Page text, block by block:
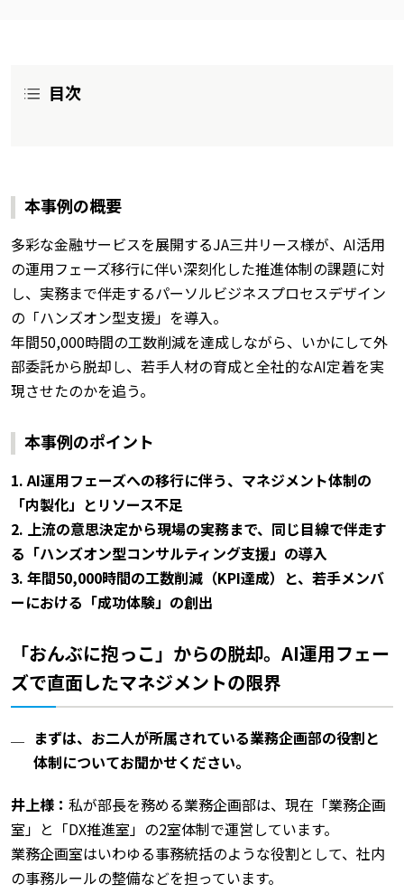
目次
本事例の概要
多彩な金融サービスを展開するJA三井リース様が、AI活用
の運用フェーズ移行に伴い深刻化した推進体制の課題に対
し、実務まで伴走するパーソルビジネスプロセスデザイン
の「ハンズオン型支援」を導入。
年間50,000時間の工数削減を達成しながら、いかにして外
部委託から脱却し、若手人材の育成と全社的なAI定着を実
現させたのかを追う。
本事例のポイント
1. AI運用フェーズへの移行に伴う、マネジメント体制の
「内製化」とリソース不足
2. 上流の意思決定から現場の実務まで、同じ目線で伴走す
る「ハンズオン型コンサルティング支援」の導入
3. 年間50,000時間の工数削減（KPI達成）と、若手メンバ
ーにおける「成功体験」の創出
「おんぶに抱っこ」からの脱却。AI運用フェー
ズで直面したマネジメントの限界
まずは、お二人が所属されている業務企画部の役割と
体制についてお聞かせください。
井上様： 私が部長を務める業務企画部は、現在「業務企画
室」と「DX推進室」の2室体制で運営しています。
業務企画室はいわゆる事務統括のような役割として、社内
の事務ルールの整備などを担っています。